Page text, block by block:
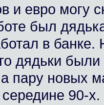
и евро могу
был
в
дядьки
пару новых
90-х.